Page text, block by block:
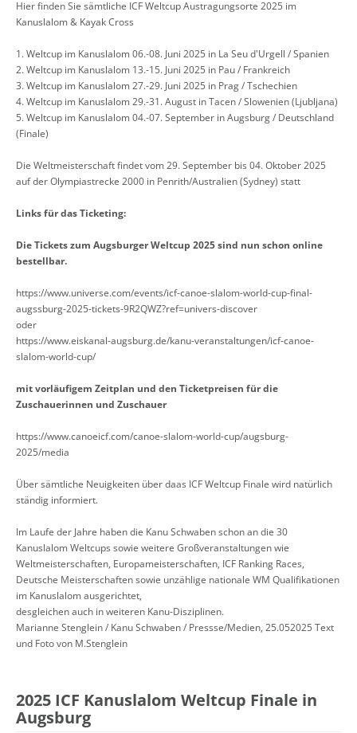
Hier finden Sie sämtliche ICF Weltcup Austragungsorte 2025 im
Kanuslalom & Kayak Cross
1. Weltcup im Kanuslalom 06.-08. Juni 2025 in La Seu d'Urgell / Spanien
2. Weltcup im Kanuslalom 13.-15. Juni 2025 in Pau / Frankreich
3. Weltcup im Kanuslalom 27.-29. Juni 2025 in Prag / Tschechien
4. Weltcup im Kanuslalom 29.-31. August in Tacen / Slowenien (Ljubljana)
5. Weltcup im Kanuslalom 04.-07. September in Augsburg / Deutschland
(Finale)
Die Weltmeisterschaft findet vom 29. September bis 04. Oktober 2025
auf der Olympiastrecke 2000 in Penrith/Australien (Sydney) statt
Links für das Ticketing:
Die Tickets zum Augsburger Weltcup 2025 sind nun schon online
bestellbar.
https://www.universe.com/events/icf-canoe-slalom-world-cup-final-
augssburg-2025-tickets-9R2QWZ?ref=univers-discover
oder
https://www.eiskanal-augsburg.de/kanu-veranstaltungen/icf-canoe-
slalom-world-cup/
mit vorläufigem Zeitplan und den Ticketpreisen für die
Zuschauerinnen und Zuschauer
https://www.canoeicf.com/canoe-slalom-world-cup/augsburg-
2025/media
Über sämtliche Neuigkeiten über daas ICF Weltcup Finale wird natürlich
ständig informiert.
Im Laufe der Jahre haben die Kanu Schwaben schon an die 30
Kanuslalom Weltcups sowie weitere Großveranstaltungen wie
Weltmeisterschaften, Europameisterschaften, ICF Ranking Races,
Deutsche Meisterschaften sowie unzählige nationale WM Qualifikationen
im Kanuslalom ausgerichtet,
desgleichen auch in weiteren Kanu-Disziplinen.
Marianne Stenglein / Kanu Schwaben / Pressse/Medien, 25.052025 Text
und Foto von M.Stenglein
2025 ICF Kanuslalom Weltcup Finale in
Augsburg